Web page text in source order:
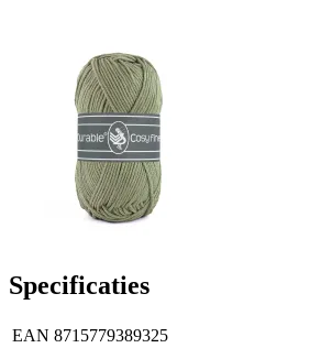
Specificaties
EAN 8715779389325